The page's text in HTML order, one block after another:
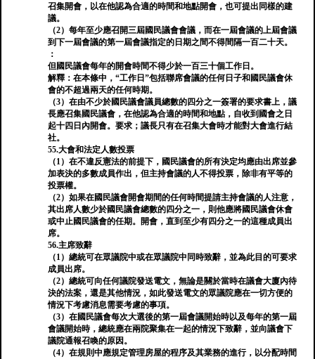
召集開會，以在他認為合適的時間和地點開會，也可提出同樣的建
議。
（2）每年至少應召開三屆國民議會會議，而在一屆會議的上屆會議
到下一屆會議的第一屆會議指定的日期之間不得間隔一百二十天。
：
但國民議會每年的開會時間不得少於一百三十個工作日。
解釋：在本條中，“工作日”包括聯席會議的任何日子和國民議會休
會的不超過兩天的任何時期。
（3）在由不少於國民議會議員總數的四分之一簽署的要求書上，議
長應召集國民議會，在他認為合適的時間和地點，自收到國會之日
起十四日內開會。要求；議長只有在召集大會時才能對大會進行結
社。
55.大會和法定人數投票
（1）在不違反憲法的前提下，國民議會的所有決定均應由出席並參
加表決的多數成員作出，但主持會議的人不得投票，除非有平等的
投票權。
（2）如果在國民議會開會期間的任何時間提請主持會議的人注意，
其出席人數少於國民議會總數的四分之一，則他應將國民議會休會
或中止國民議會的任期。開會，直到至少有四分之一的這種成員出
席。
56.主席致辭
（1）總統可在眾議院中或在眾議院中同時致辭，並為此目的可要求
成員出席。
（2）總統可向任何議院發送電文，無論是關於當時在議會大廈內待
決的法案，還是其他情況，如此發送電文的眾議院應在一切方便的
情況下考慮消息需要考慮的事項。
（3）在國民議會每次大選後的第一屆會議開始時以及每年的第一屆
會議開始時，總統應在兩院聚集在一起的情況下致辭，並向議會下
議院通報召喚的原因。
（4）在規則中應規定管理房屋的程序及其業務的進行，以分配時間